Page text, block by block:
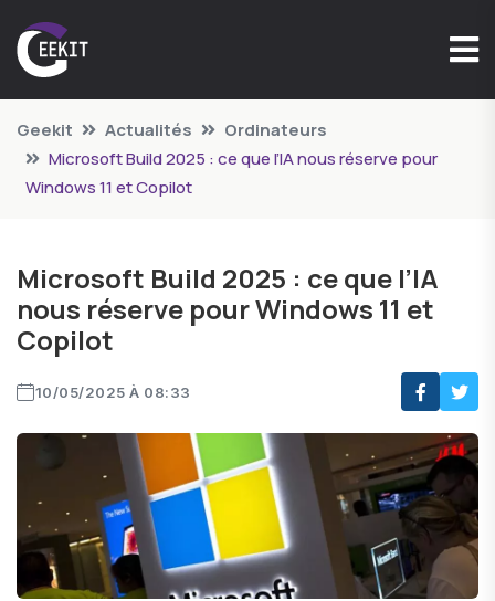
Geekit Actualités
Ordinateurs
Microsoft Build 2025 : ce que l’IA nous réserve pour
Windows 11 et Copilot
Microsoft Build 2025 : ce que l’IA
nous réserve pour Windows 11 et
Copilot
10/05/2025 À 08:33